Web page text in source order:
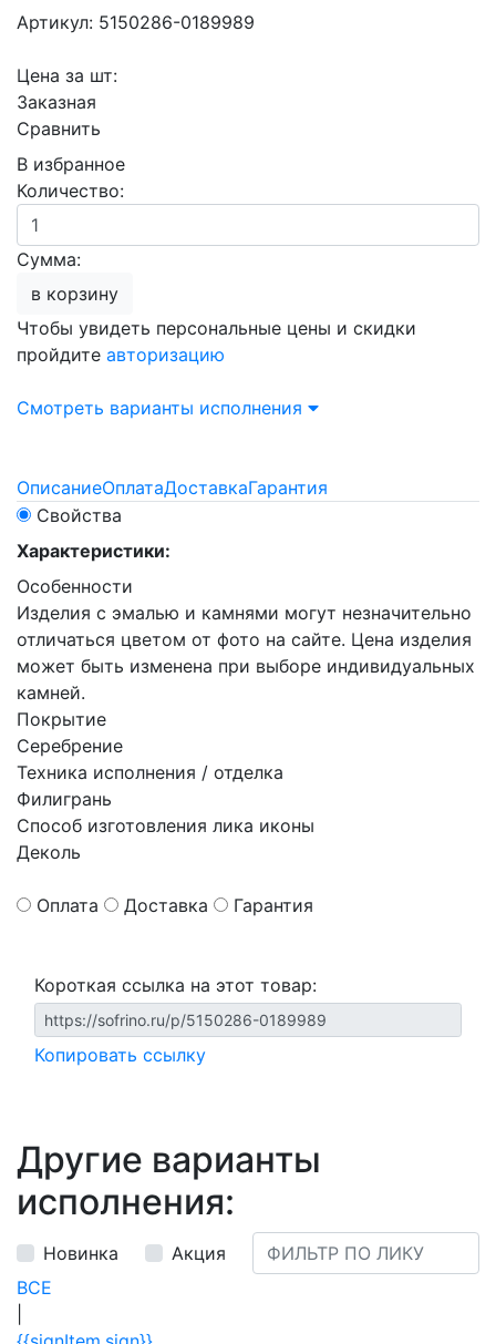
Артикул: 5150286-0189989
Цена за шт:
Заказная
Сравнить
В избранное
Количество:
Сумма:
в корзину
Чтобы увидеть персональные цены и скидки
пройдите авторизацию
Смотреть варианты исполнения
ОписаниеОплатаДоставкаГарантия
Свойства
Характеристики:
Особенности
Изделия с эмалью и камнями могут незначительно
отличаться цветом от фото на сайте. Цена изделия
может быть изменена при выборе индивидуальных
камней.
Покрытие
Серебрение
Техника исполнения / отделка
Филигрань
Способ изготовления лика иконы
Деколь
Оплата Доставка Гарантия
Короткая ссылка на этот товар:
Копировать ссылку
Другие варианты
исполнения:
Новинка
Акция
ВСЕ